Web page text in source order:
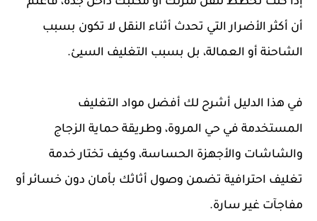
أن أكثر الأضرار التي تحدث أثناء النقل لا تكون بسبب
الشاحنة أو العمالة، بل بسبب التغليف السيئ.
في هذا الدليل أشرح لك أفضل مواد التغليف
المستخدمة في حي المروة، وطريقة حماية الزجاج
والشاشات والأجهزة الحساسة، وكيف تختار خدمة
تغليف احترافية تضمن وصول أثاثك بأمان دون خسائر أو
مفاجآت غير سارة.